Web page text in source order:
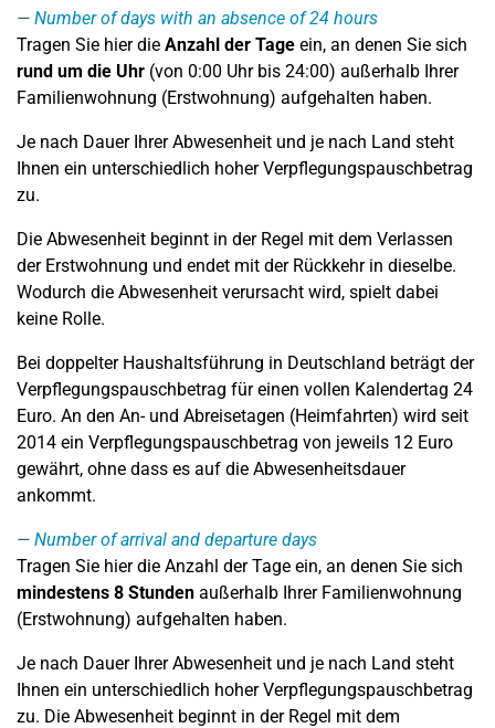
Number of days with an absence of 24 hours
Tragen Sie hier die Anzahl der Tage ein, an denen Sie sich
rund um die Uhr (von 0:00 Uhr bis 24:00) außerhalb Ihrer
Familienwohnung (Erstwohnung) aufgehalten haben.
Je nach Dauer Ihrer Abwesenheit und je nach Land steht
Ihnen ein unterschiedlich hoher Verpflegungspauschbetrag
zu.
Die Abwesenheit beginnt in der Regel mit dem Verlassen
der Erstwohnung und endet mit der Rückkehr in dieselbe.
Wodurch die Abwesenheit verursacht wird, spielt dabei
keine Rolle.
Bei doppelter Haushaltsführung in Deutschland beträgt der
Verpflegungspauschbetrag für einen vollen Kalendertag 24
Euro. An den An- und Abreisetagen (Heimfahrten) wird seit
2014 ein Verpflegungspauschbetrag von jeweils 12 Euro
gewährt, ohne dass es auf die Abwesenheitsdauer
ankommt.
Number of arrival and departure days
Tragen Sie hier die Anzahl der Tage ein, an denen Sie sich
mindestens 8 Stunden außerhalb Ihrer Familienwohnung
(Erstwohnung) aufgehalten haben.
Je nach Dauer Ihrer Abwesenheit und je nach Land steht
Ihnen ein unterschiedlich hoher Verpflegungspauschbetrag
zu. Die Abwesenheit beginnt in der Regel mit dem